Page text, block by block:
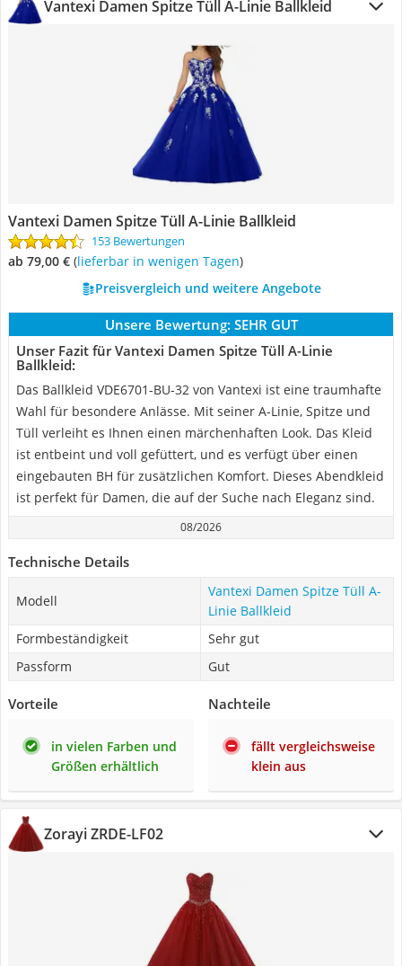
Vantexi Damen Spitze Tüll A-Linie Ballkleid
Vantexi Damen Spitze Tüll A-Linie Ballkleid
153 Bewertungen
ab 79,00 € ( Lieferbar in wenigen Tagen)
Preisvergleich und weitere Angebote
Unsere Bewertung: SEHR GUT
Unser Fazit für Vantexi Damen Spitze Tüll A-Linie
Ballkleid:
Das Ballkleid VDE6701-BU-32 von Vantexi ist eine traumhafte
Wahl für besondere Anlässe. Mit seiner A-Linie, Spitze und
Tüll verleiht es Ihnen einen märchenhaften Look. Das Kleid
ist entbeint und voll gefüttert, und es verfügt über einen
eingebauten BH für zusätzlichen Komfort. Dieses Abendkleid
ist perfekt für Damen, die auf der Suche nach Eleganz sind.
08/2026
Technische Details
Modell
Vantexi Damen Spitze Tüll A-
Linie Ballkleid
Formbeständigkeit
Sehr gut
Passform
Gut
Vorteile
in vielen Farben und
Größen erhältlich
Nachteile
fällt vergleichsweise
klein aus
Zorayi ZRDE-LF02